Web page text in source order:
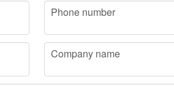
phone
Phone number
company
Company name